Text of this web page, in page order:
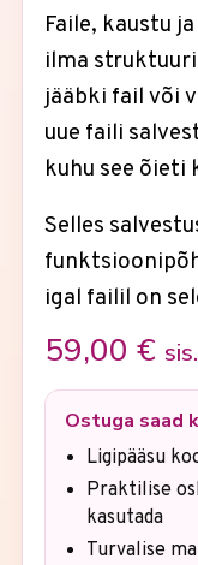
Faile, kaustu
ilma
jääbki fail või
uue faili
kuhu see õieti
Selles
igal failil on
59,00 €
Ostuga saad
Ligipääsu
Praktilise
kasutada
Turvalise